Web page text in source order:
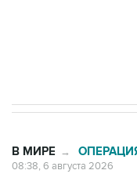
В МИРЕ →
08:38, 6 августа 2026